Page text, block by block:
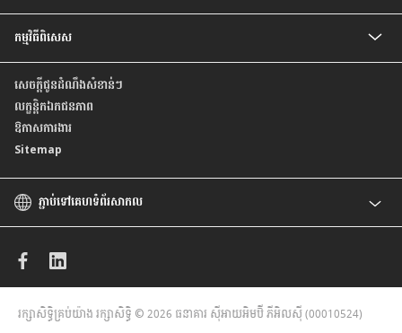
អត្រា និង ការបង់ប្រាក់
សំណួរ ដែលសួរញឹកញាប់
ទំនាក់ទំនងយើងខ្ញុំ
មកកាន់ទីតាំងយើងខ្ញុំ
គោលការណ៍ ស្តីពីការផ្តល់ តម្លៃដល់អតិថិជន ដោយស្មើភាពគ្នា
របាយការណ៍ប្រចាំឆ្នាំ
កម្មវិធីពិសេស
កម្មវិធីពិសេសថ្មីៗ
កម្មវិធីពិសេស សម្រាប់ប័ណ្ណឥណទាន
សេចក្តីជូនដំណឹងសំខាន់ៗ
លក្ខន្តិកឯកជនភាព
ឱកាសការងារ
Sitemap
ភ្ជាប់ទៅគេហទំព័រសាកល
CIMB
CIMB Islamic
CIMB Bank (MY)
CIMB Bank (SG)
CIMB Niaga
រក្សាសិទ្ធិគ្រប់យ៉ាង រក្សាសិទ្ធិ © 2026 ធនាគារ ស៊ីអាយអិមប៊ី ភីអិលស៊ី (00010524)